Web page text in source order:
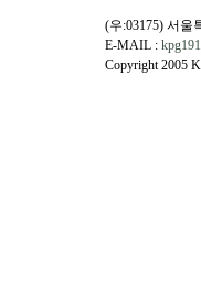
(우:03175) 서울
E-MAIL :
Copyright 2005